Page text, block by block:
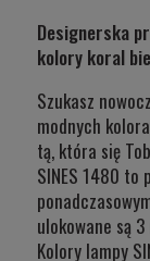
Designerska
kolory koral
Szukasz
modnych
tą, która się
SINES 1480
ulokowane są
Kolory lampy